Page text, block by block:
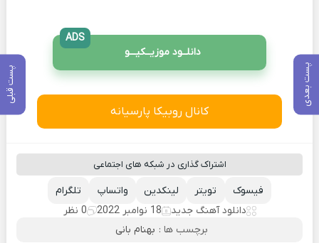
پست بعدی پست قبلی
دانلــود موزیــکیـــو
ADS
کانال روبیکا پارسیانه
اشتراک گذاری در شبکه های اجتماعی
تلگرام واتساپ لینکدین تویتر
فیسوک
دانلود آهنگ جدید
18 نوامبر 2022
0 نظر
برچسب ها : بهنام بانی